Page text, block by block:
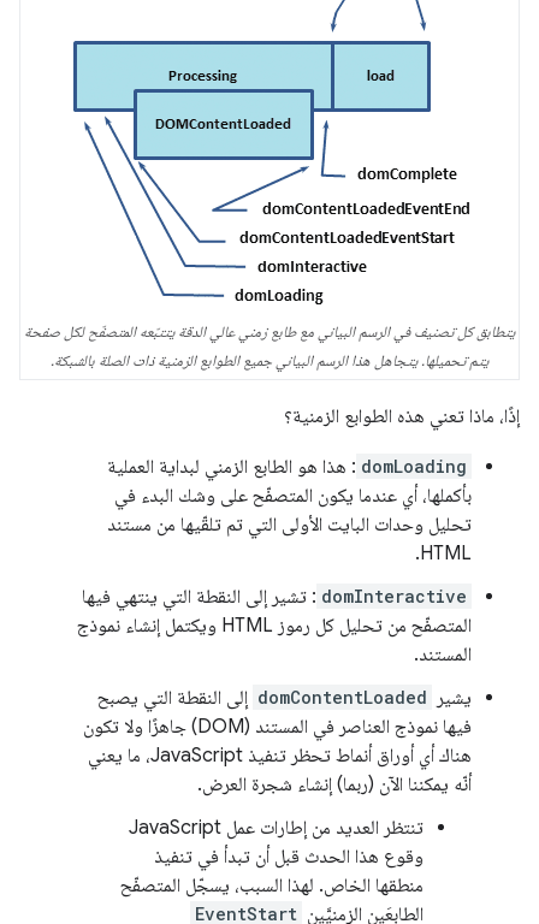
يتطابق كل تصنيف في الرسم البياني مع طابع زمني عالي الدقة يتتبّعه المتصفّح لكل صفحة
يتم تحميلها. يتجاهل هذا الرسم البياني جميع الطوابع الزمنية ذات الصلة بالشبكة.
إذًا، ماذا تعني هذه الطوابع الزمنية؟
domLoading : هذا هو الطابع الزمني لبداية العملية
بأكملها، أي عندما يكون المتصفّح على وشك البدء في
تحليل وحدات البايت الأولى التي تم تلقّيها من مستند
HTML.
domInteractive : تشير إلى النقطة التي ينتهي فيها
المتصفّح من تحليل كل رموز HTML ويكتمل إنشاء نموذج
المستند.
يشير
domContentLoaded إلى النقطة التي يصبح
فيها نموذج العناصر في المستند (DOM) جاهزًا ولا تكون
هناك أي أوراق أنماط تحظر تنفيذ JavaScript، ما يعني
أنّه يمكننا الآن (ربما) إنشاء شجرة العرض.
تنتظر العديد من إطارات عمل JavaScript
وقوع هذا الحدث قبل أن تبدأ في تنفيذ
منطقها الخاص. لهذا السبب، يسجّل المتصفّح
الطابعَين الزمنيَّين EventStart